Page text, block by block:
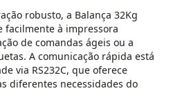
robusto, a Balança 32Kg
facilmente à impressora
de comandas ágeis ou a
A comunicação rápida está
via RS232C, que oferece
diferentes necessidades do